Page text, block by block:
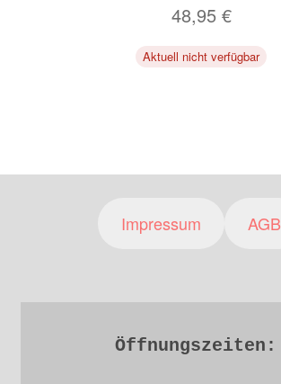
48,95 €
Aktuell nicht verfügbar
Impressum AGB
Öffnungszeiten: